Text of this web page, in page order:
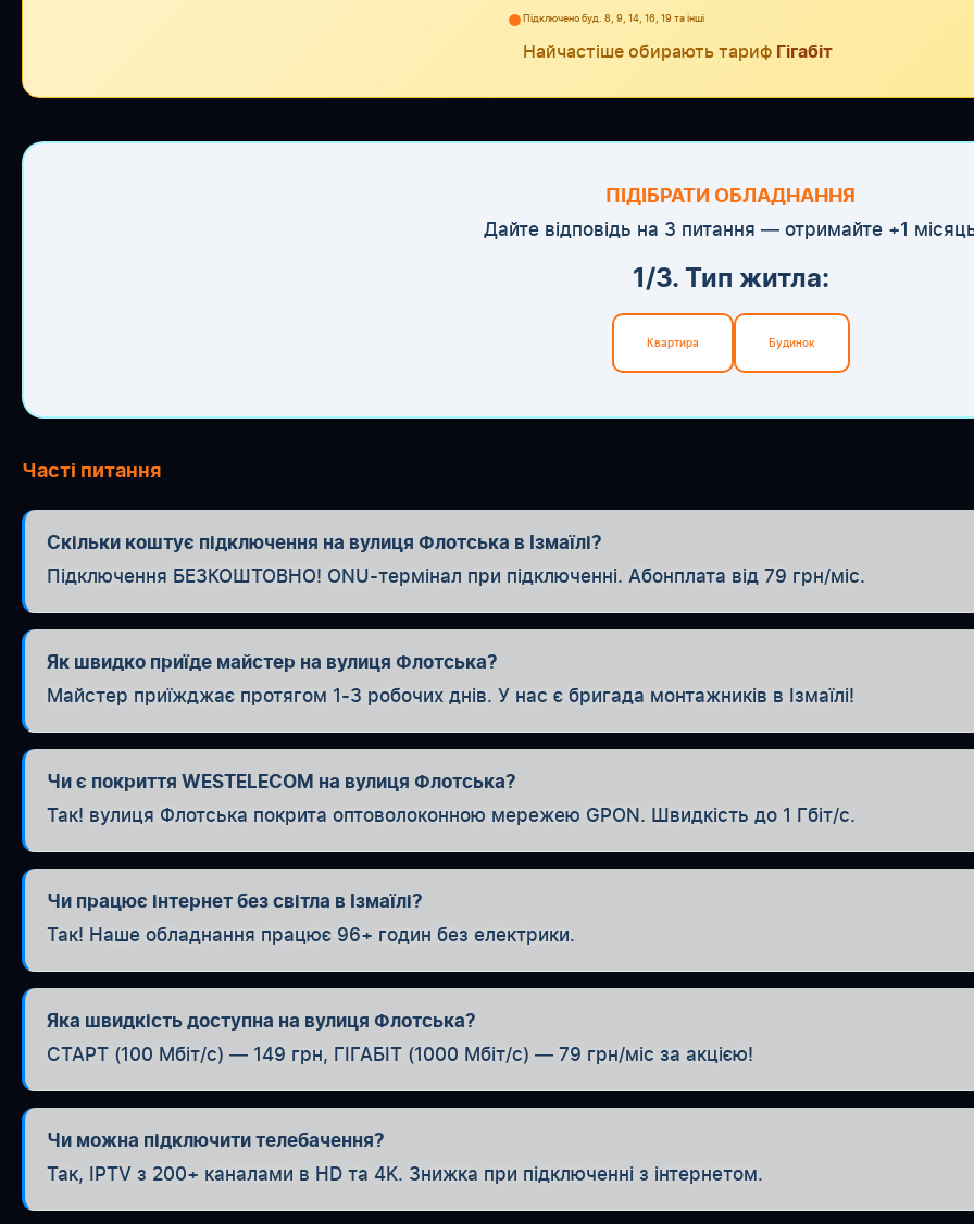
●Підключено буд. 8, 9, 14, 16, 19 та інші
Найчастіше обирають тариф Гігабіт
ПІДІБРАТИ ОБЛАДНАННЯ
Дайте відповідь на 3 питання — отримайте +1
1/3. Тип житла:
Квартира Будинок
Часті питання
Скільки коштує підключення на вулиця Флотська в Ізмаїлі?
Підключення БЕЗКОШТОВНО! ONU-термінал при підключенні. Абонплата від 79 грн/міс.
Як швидко приїде майстер на вулиця Флотська?
Майстер приїжджає протягом 1-3 робочих днів. У нас є бригада монтажників в Ізмаїлі!
Чи є покриття WESTELECOM на вулиця Флотська?
Так! вулиця Флотська покрита оптоволоконною мережею GPON. Швидкість до 1 Гбіт/с.
Чи працює інтернет без світла в Ізмаїлі?
Так! Наше обладнання працює 96+ годин без електрики.
Яка швидкість доступна на вулиця Флотська?
СТАРТ (100 Мбіт/с) — 149 грн, ГІГАБІТ (1000 Мбіт/с) — 79 грн/міс за акцією!
Чи можна підключити телебачення?
Так, IPTV з 200+ каналами в HD та 4K. Знижка при підключенні з інтернетом.